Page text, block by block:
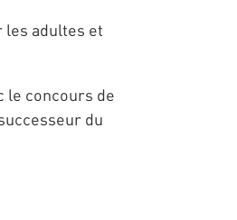
adultes et
le concours de
du